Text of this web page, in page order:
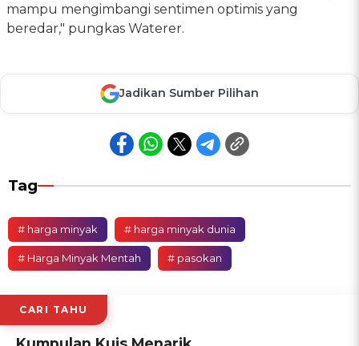
mampu mengimbangi sentimen optimis yang
beredar," pungkas Waterer.
Jadikan Sumber Pilihan
Tag
# harga minyak # harga minyak dunia
# Harga Minyak Mentah # pasokan
CARI TAHU